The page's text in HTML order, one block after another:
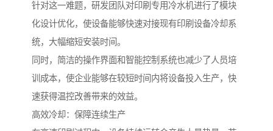
针对这一难题，研发团队对印刷专用冷水机进行了模块
化设计优化，使设备能够快速对接现有印刷设备冷却系
统，大幅缩短安装时间。
同时，简洁的操作界面和智能控制系统也减少了人员培
训成本，使企业能够在较短时间内将设备投入生产，快
速获得温控改善带来的效益。
高效冷却：保障连续生产